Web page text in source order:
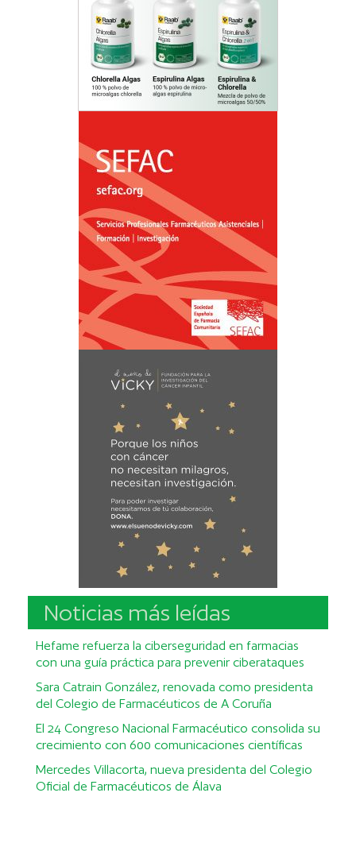
Noticias más leídas
Hefame refuerza la ciberseguridad en farmacias
con una guía práctica para prevenir ciberataques
Sara Catrain González, renovada como presidenta
del Colegio de Farmacéuticos de A Coruña
El 24 Congreso Nacional Farmacéutico consolida su
crecimiento con 600 comunicaciones científicas
Mercedes Villacorta, nueva presidenta del Colegio
Oficial de Farmacéuticos de Álava